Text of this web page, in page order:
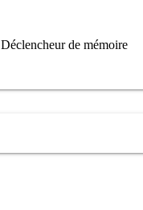
Déclencheur de mémoire